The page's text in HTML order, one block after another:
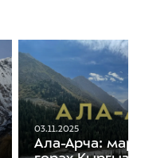
03.11.2025
Ала-Арча: